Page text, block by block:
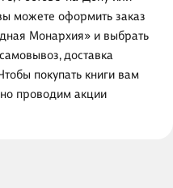
можете оформить заказ
Монархия» и выбрать
доставка
покупать книги вам
проводим акции